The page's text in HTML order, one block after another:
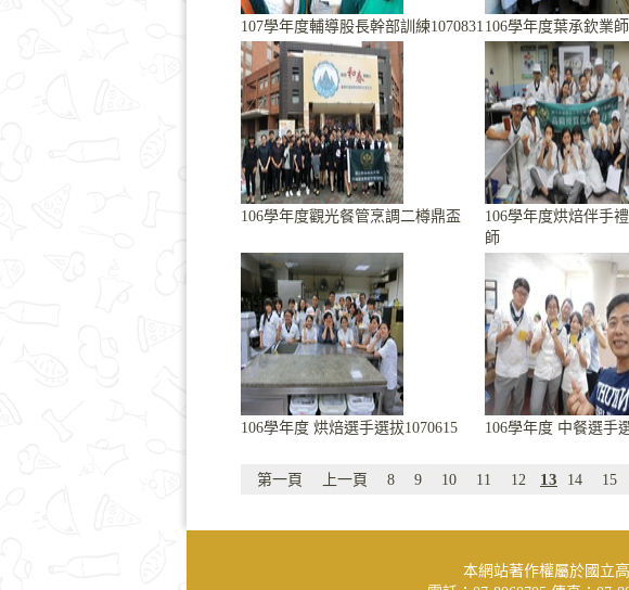
107學年度輔導股長幹部訓練1070831 106學年度葉承欽業
106學年度觀光餐管烹調二樽鼎盃
106學年度烘焙伴手
師
106學年度 烘焙選手選拔1070615 106學年度 中餐選手
第一頁
上一頁 8 9 10 11 12 13 14 15
本網站著作權屬於國立